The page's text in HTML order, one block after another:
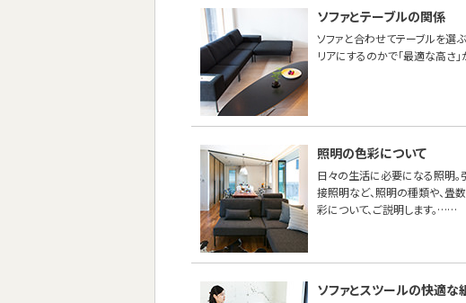
ソファとテーブルの関係
ソファと合わせてテーブルを選
リアにするのかで「最適な高さ
照明の色彩について
日々の生活に必要になる照明。
接照明など、照明の種類や、畳
彩について、ご説明します。……
ソファとスツールの快適な